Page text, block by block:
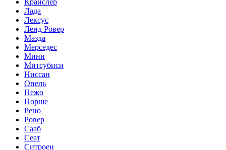
Крайслер
Лада
Лексус
Ленд Ровер
Мазда
Мерседес
Мини
Митсубиси
Ниссан
Опель
Пежо
Порше
Рено
Ровер
Сааб
Сеат
Ситроен